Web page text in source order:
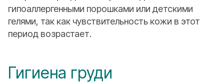
гипоаллергенными порошками или детскими
гелями, так как чувствительность кожи в этот
период возрастает.
Гигиена груди